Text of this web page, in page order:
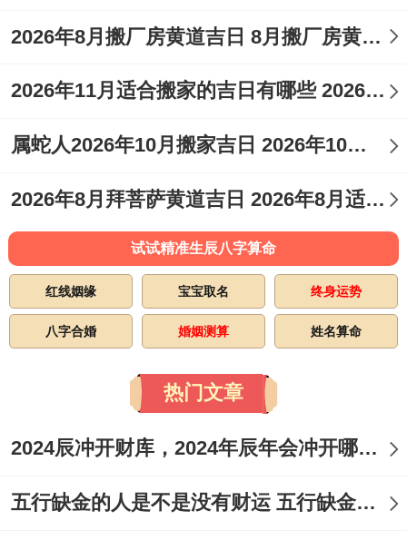
2026年8月搬厂房黄道吉日 8月搬厂房黄道吉日查询2026年
2026年11月适合搬家的吉日有哪些 2026年11月16日搬家入宅吉日
属蛇人2026年10月搬家吉日 2026年10月属蛇搬家入宅吉日查询
2026年8月拜菩萨黄道吉日 2026年8月适合的日子
试试精准生辰八字算命
红线姻缘 宝宝取名 终身运势
八字合婚 婚姻测算 姓名算命
热门文章
2024辰冲开财库，2024年辰年会冲开哪些人的财库
五行缺金的人是不是没有财运 五行缺金的人命运好不好